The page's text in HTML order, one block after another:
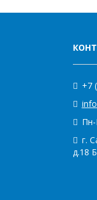
+7
г.
д.18